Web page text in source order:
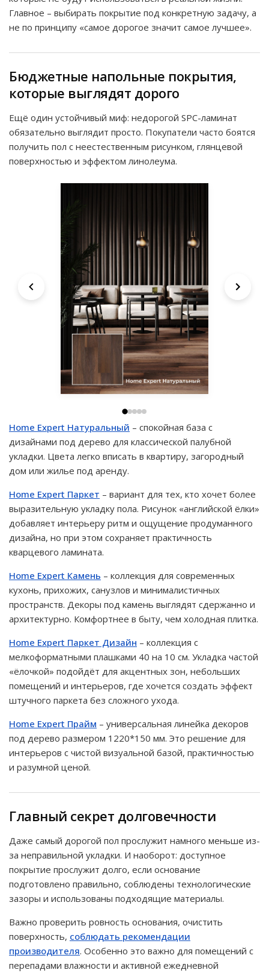
Главное – выбирать покрытие под конкретную задачу, а
не по принципу «самое дорогое значит самое лучшее».
Бюджетные напольные покрытия,
которые выглядят дорого
Ещё один устойчивый миф: недорогой SPC-ламинат
обязательно выглядит просто. Покупатели часто боятся
получить пол с неестественным рисунком, глянцевой
поверхностью и эффектом линолеума.
Home Expert Натуральный – спокойная база с
дизайнами под дерево для классической палубной
укладки. Цвета легко вписать в квартиру, загородный
дом или жилье под аренду.
Home Expert Паркет – вариант для тех, кто хочет более
выразительную укладку пола. Рисунок «английской ёлки»
добавляет интерьеру ритм и ощущение продуманного
дизайна, но при этом сохраняет практичность
кварцевого ламината.
Home Expert Камень – коллекция для современных
кухонь, прихожих, санузлов и минималистичных
пространств. Декоры под камень выглядят сдержанно и
архитектурно. Комфортнее в быту, чем холодная плитка.
Home Expert Паркет Дизайн – коллекция с
мелкоформатными плашками 40 на 10 см. Укладка частой
«ёлочкой» подойдёт для акцентных зон, небольших
помещений и интерьеров, где хочется создать эффект
штучного паркета без сложного ухода.
Home Expert Прайм – универсальная линейка декоров
под дерево размером 1220*150 мм. Это решение для
интерьеров с чистой визуальной базой, практичностью
и разумной ценой.
Главный секрет долговечности
Даже самый дорогой пол прослужит намного меньше из-
за неправильной укладки. И наоборот: доступное
покрытие прослужит долго, если основание
подготовлено правильно, соблюдены технологические
зазоры и использованы подходящие материалы.
Важно проверить ровность основания, очистить
поверхность, соблюдать рекомендации
производителя. Особенно это важно для помещений с
перепадами влажности и активной ежедневной